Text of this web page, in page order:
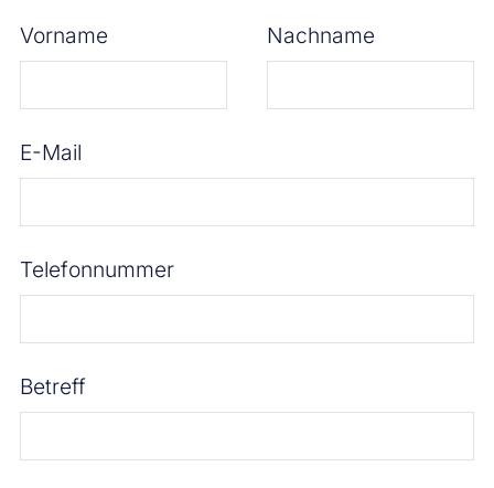
Vorname Nachname
E-Mail
Telefonnummer
Betreff